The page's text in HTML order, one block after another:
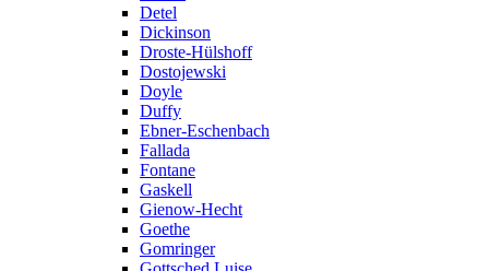
Detel
Dickinson
Droste-Hülshoff
Dostojewski
Doyle
Duffy
Ebner-Eschenbach
Fallada
Fontane
Gaskell
Gienow-Hecht
Goethe
Gomringer